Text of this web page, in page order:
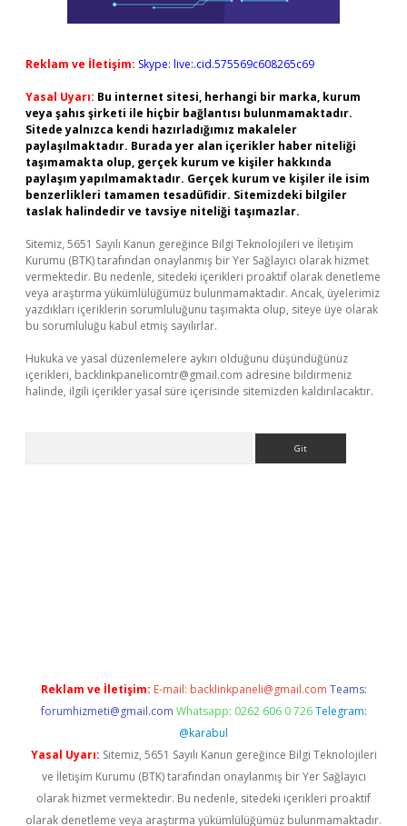
Reklam ve İletişim: Skype: live:.cid.575569c608265c69
Yasal Uyarı: Bu internet sitesi, herhangi bir marka, kurum
veya şahıs şirketi ile hiçbir bağlantısı bulunmamaktadır.
Sitede yalnızca kendi hazırladığımız makaleler
paylaşılmaktadır. Burada yer alan içerikler haber niteliği
taşımamakta olup, gerçek kurum ve kişiler hakkında
paylaşım yapılmamaktadır. Gerçek kurum ve kişiler ile isim
benzerlikleri tamamen tesadüfidir. Sitemizdeki bilgiler
taslak halindedir ve tavsiye niteliği taşımazlar.
Sitemiz, 5651 Sayılı Kanun gereğince Bilgi Teknolojileri ve İletişim
Kurumu (BTK) tarafından onaylanmış bir Yer Sağlayıcı olarak hizmet
vermektedir. Bu nedenle, sitedeki içerikleri proaktif olarak denetleme
veya araştırma yükümlülüğümüz bulunmamaktadır. Ancak, üyelerimiz
yazdıkları içeriklerin sorumluluğunu taşımakta olup, siteye üye olarak
bu sorumluluğu kabul etmiş sayılırlar.
Hukuka ve yasal düzenlemelere aykırı olduğunu düşündüğünüz
içerikleri, backlinkpanelicomtr@gmail.com adresine bildirmeniz
halinde, ilgili içerikler yasal süre içerisinde sitemizden kaldırılacaktır.
Reklam ve İletişim: E-mail: backlinkpaneli@gmail.com Teams:
forumhizmeti@gmail.com Whatsapp: 0262 606 0 726 Telegram:
@karabul
Yasal Uyarı: Sitemiz, 5651 Sayılı Kanun gereğince Bilgi Teknolojileri
ve İletişim Kurumu (BTK) tarafından onaylanmış bir Yer Sağlayıcı
olarak hizmet vermektedir. Bu nedenle, sitedeki içerikleri proaktif
olarak denetleme veya araştırma yükümlülüğümüz bulunmamaktadır.